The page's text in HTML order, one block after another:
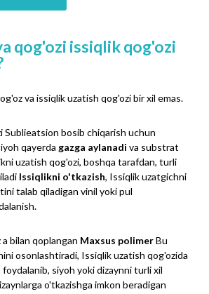
qog'ozi issiqlik qog'ozi
va issiqlik uzatish qog'ozi bir xil emas.
Sublieatsion bosib chiqarish uchun
qayerda gazga aylanadi va substrat
uzatish qog'ozi, boshqa tarafdan, turli
Issiqlikni o'tkazish, Issiqlik uzatgichni
talab qiladigan vinil yoki pul
bilan qoplangan Maxsus polimerBu
osonlashtiradi, Issiqlik uzatish qog'ozida
siyoh yoki dizaynni turli xil
o'tkazishga imkon beradigan